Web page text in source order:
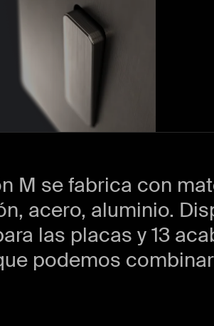
M se fabrica con
acero, aluminio.
las placas y 13
podemos